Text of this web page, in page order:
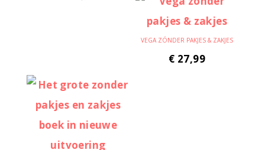
VEGA ZÓNDER PAKJES & ZAKJES
€ 27,99